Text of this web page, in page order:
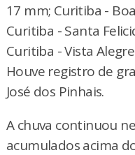
17 mm; Curitiba -
Curitiba - Santa
Curitiba - Vista
Houve registro de
José dos Pinhais.
A chuva continuou
acumulados acima